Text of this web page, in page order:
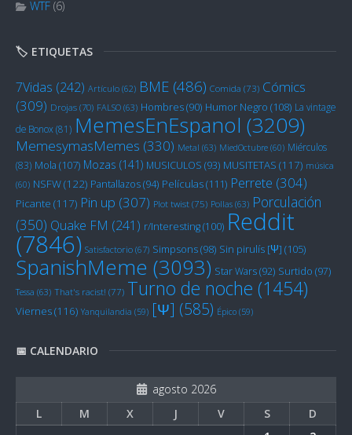
WTF (6)
🏷️ ETIQUETAS
7Vidas (242) Artículo (62) BME (486) Comida (73) Cómics
(309) Drojas (70) FALSO (63) Hombres(90) Humor Negro (108) La vintage
de Bonox(81) MemesEnEspanol (3209)
MemesymasMemes (330) Metal (63) MiedOctubre (60) Miérculos
(83) Mola (107) Mozas (141) MUSICULOS (93) MUSITETAS (117) música
(60) NSFW(122) Pantallazos(94) Películas(111) Perrete (304)
Picante (117) Pin up (307) Plot twist (75) Pollas (63) Porculación
(350) Quake FM (241) r/Interesting(100) Reddit
(7846) Satisfactorio (67) Simpsons(98) Sin pirulís [Ψ] (105)
SpanishMeme (3093) Star Wars(92) Surtido (97)
Tessa (63) That's racist! (77) Turno de noche (1454)
Viernes(116) Yanquilandia (59) [Ψ] (585) Épico (59)
📅 CALENDARIO
agosto 2026
L
M X J V S
D